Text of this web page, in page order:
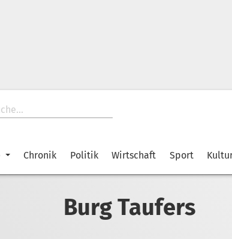
Chronik Politik Wirtschaft Sport
Burg Taufers